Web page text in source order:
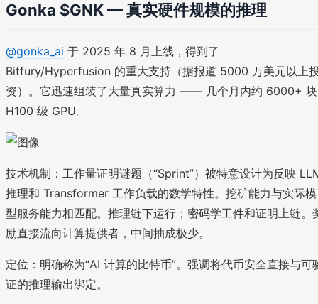
Gonka $GNK — 真实硬件规模的推理
@gonka_ai 于 2025 年 8 月上线，得到了
Bitfury/Hyperfusion 的重大支持（据报道 5000 万美元以上
资）。它迅速组装了大量真实算力 —— 几个月内约 6000+ 块
H100 级 GPU。
技术机制：工作量证明谜题（“Sprint”）被特意设计为反映
推理和 Transformer 工作负载的数学特性。挖矿能力与实际模
型服务能力相匹配。推理链下运行；密码学工件和证明上链。
励直接流向计算提供者，中间抽成极少。
定位：明确称为“AI 计算的比特币”。强调将代币安全直接与可
证的推理输出绑定。